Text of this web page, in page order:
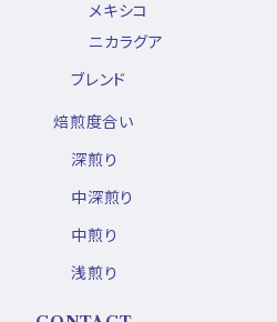
メキシコ
ニカラグア
ブレンド
焙煎度合い
深煎り
中深煎り
中煎り
浅煎り